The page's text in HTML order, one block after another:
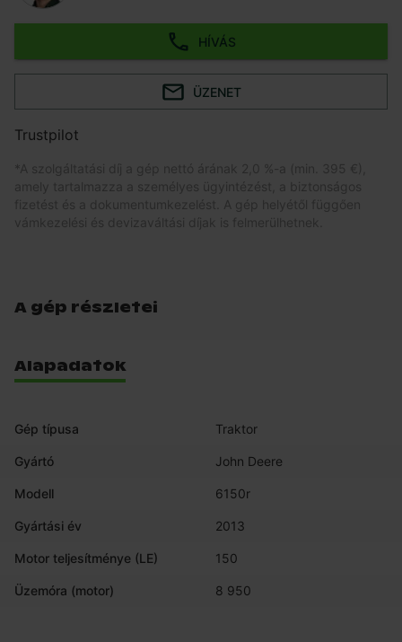
HÍVÁS
ÜZENET
Trustpilot
*A szolgáltatási díj a gép nettó árának 2,0 %-a (min. 395 €),
amely tartalmazza a személyes ügyintézést, a biztonságos
fizetést és a dokumentumkezelést. A gép helyétől függően
vámkezelési és devizaváltási díjak is felmerülhetnek.
A gép részletei
Alapadatok
Gép típusa Traktor
Gyártó John Deere
Modell 6150r
Gyártási év 2013
Motor teljesítménye (LE) 150
Üzemóra (motor) 8 950